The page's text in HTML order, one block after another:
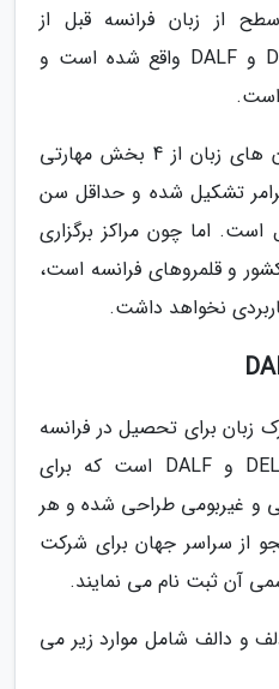
از زبان فرانسه قبل از
سرتیفیکت های اصلی DELF و DALF واقع شده است و
آزمون DILF مثل سایر آزمون های زبان از 4 بخش مهارتی
تشکیل شده و حداقل سن
این آزمون 16 سال است. اما چون مراکز برگزاری
و قلمروهای فرانسه است،
نخواهد داشت.
زبان برای تحصیل در فرانسه
دو مدرک زبان فرانسوی DELF و DALF است که برای
و غیربومی طراحی شده و هر
هزار دانشجو از سراسر جهان برای شرکت
آن ثبت نام می نمایند.
و دالف شامل موارد زیر می